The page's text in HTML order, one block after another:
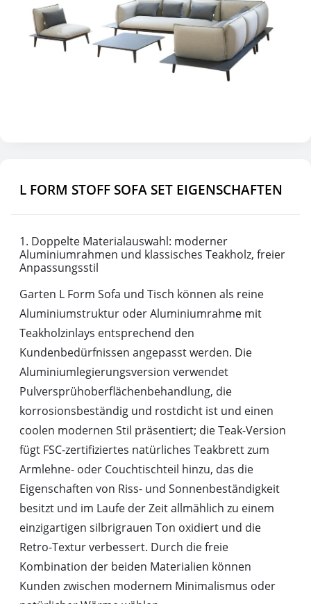
L FORM STOFF SOFA SET EIGENSCHAFTEN
1. Doppelte Materialauswahl: moderner
Aluminiumrahmen und klassisches Teakholz, freier
Anpassungsstil
Garten L Form Sofa und Tisch können als reine
Aluminiumstruktur oder Aluminiumrahme mit
Teakholzinlays entsprechend den
Kundenbedürfnissen angepasst werden. Die
Aluminiumlegierungsversion verwendet
Pulversprühoberflächenbehandlung, die
korrosionsbeständig und rostdicht ist und einen
coolen modernen Stil präsentiert; die Teak-Version
fügt FSC-zertifiziertes natürliches Teakbrett zum
Armlehne- oder Couchtischteil hinzu, das die
Eigenschaften von Riss- und Sonnenbeständigkeit
besitzt und im Laufe der Zeit allmählich zu einem
einzigartigen silbrigrauen Ton oxidiert und die
Retro-Textur verbessert. Durch die freie
Kombination der beiden Materialien können
Kunden zwischen modernem Minimalismus oder